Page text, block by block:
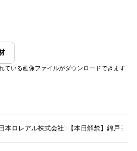
ている画像ファイルがダウンロードできます
日本ロレアル株式会社 【本日解禁】錦戸 亮